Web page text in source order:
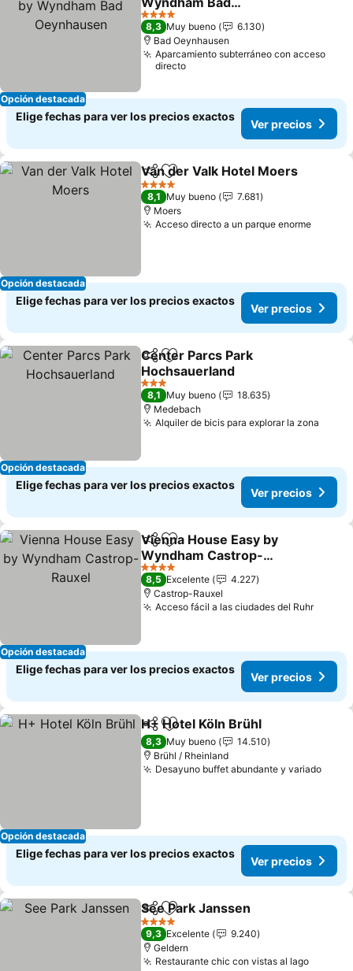
Opción destacada
Oeynhausen
4 Estrellas
8,3 Muy bueno
6.130
Bad Oeynhausen
Aparcamiento subterráneo con acceso
directo
Elige fechas para ver los precios exactos
Ver precios
Opción destacada
CompartirAgregar a favoritos
Van der Valk Hotel Moers
4 Estrellas
8,1 Muy bueno
7.681
Moers
Acceso directo a un parque enorme
Elige fechas para ver los precios exactos
Ver precios
Opción destacada
CompartirAgregar a favoritos
Center Parcs Park
Hochsauerland
3 Estrellas
8,1 Muy bueno
18.635
Medebach
Alquiler de bicis para explorar la zona
Elige fechas para ver los precios exactos
Ver precios
Opción destacada
CompartirAgregar a favoritos
Vienna House Easy by
Wyndham Castrop-
Rauxel
4 Estrellas
8,5 Excelente
4.227
Castrop-Rauxel
Acceso fácil a las ciudades del Ruhr
Elige fechas para ver los precios exactos
Ver precios
Opción destacada
CompartirAgregar a favoritos
H+ Hotel Köln Brühl
8,3 Muy bueno
14.510
Brühl / Rheinland
Desayuno buffet abundante y variado
Elige fechas para ver los precios exactos
Ver precios
CompartirAgregar a favoritos
See Park Janssen
4 Estrellas
9,3 Excelente
9.240
Geldern
Restaurante chic con vistas al lago